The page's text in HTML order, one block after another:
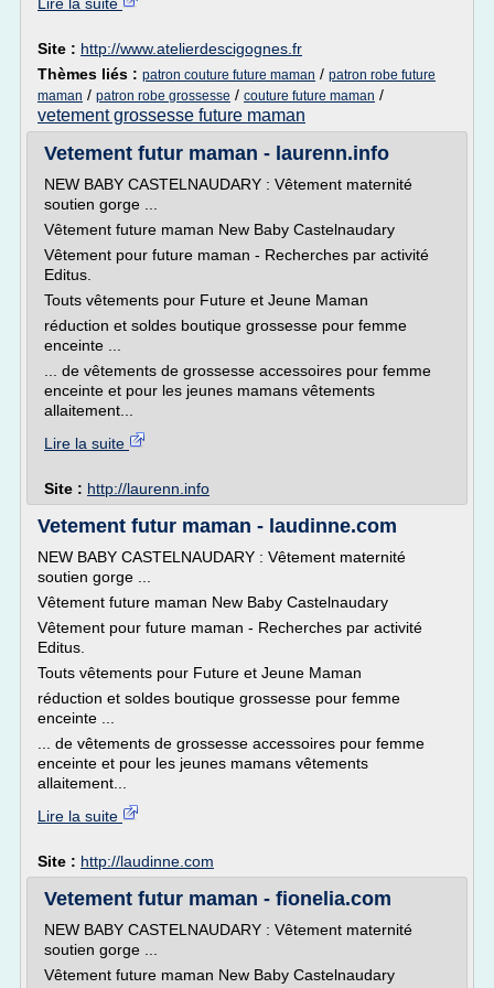
Site : http://www.atelierdescigognes.fr
Thèmes liés : patron couture future maman / patron robe future
maman / patron robe grossesse / couture future maman /
vetement grossesse future maman
Vetement futur maman - laurenn.info
NEW BABY CASTELNAUDARY : Vêtement maternité
soutien gorge ...
Vêtement future maman New Baby Castelnaudary
Vêtement pour future maman - Recherches par activité
Editus.
Touts vêtements pour Future et Jeune Maman
réduction et soldes boutique grossesse pour femme
enceinte ...
... de vêtements de grossesse accessoires pour femme
enceinte et pour les jeunes mamans vêtements
allaitement...
Lire la suite
Site : http://laurenn.info
Vetement futur maman - laudinne.com
NEW BABY CASTELNAUDARY : Vêtement maternité
soutien gorge ...
Vêtement future maman New Baby Castelnaudary
Vêtement pour future maman - Recherches par activité
Editus.
Touts vêtements pour Future et Jeune Maman
réduction et soldes boutique grossesse pour femme
enceinte ...
... de vêtements de grossesse accessoires pour femme
enceinte et pour les jeunes mamans vêtements
allaitement...
Lire la suite
Site : http://laudinne.com
Vetement futur maman - fionelia.com
NEW BABY CASTELNAUDARY : Vêtement maternité
soutien gorge ...
Vêtement future maman New Baby Castelnaudary